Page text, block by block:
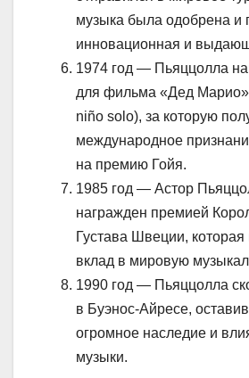
музыка была одобрена и
инновационная и
1974 год — Пьяццолла
для фильма «Дед
niño solo), за которую
международное
на премию Гойя.
1985 год — Астор
награжден премией
Густава Швеции, которая
вклад в мировую
1990 год — Пьяццолла
в Буэнос-Айресе,
огромное наследие и
музыки.